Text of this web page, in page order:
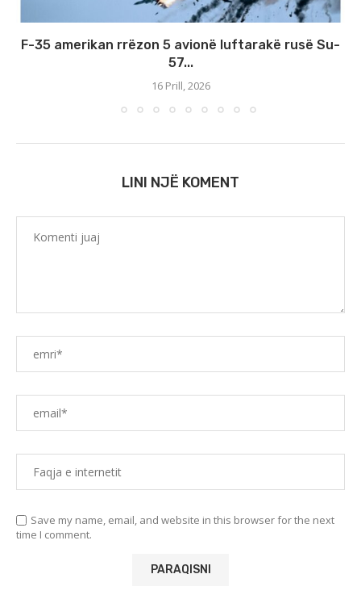
F-35 amerikan rrëzon 5 avionë luftarakë rusë Su-
57...
16 Prill, 2026
LINI NJË KOMENT
Save my name, email, and website in this browser for the next
time I comment.